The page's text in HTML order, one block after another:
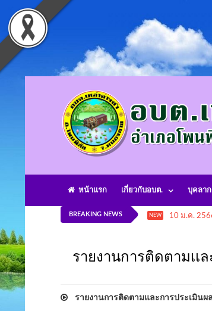
หน้าแรก เกี่ยวกับอบต. บุคลาก
BREAKING NEWS NEW 10 ม.ค.
รายงานการติดตามเ
รายงานการติดตามและการประเมินผ